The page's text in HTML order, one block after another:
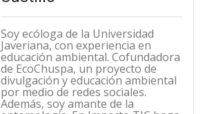
Soy ecóloga de la Universidad
Javeriana, con experiencia en
educación ambiental. Cofundadora
de EcoChuspa, un proyecto de
divulgación y educación ambiental
por medio de redes sociales.
Además, soy amante de la